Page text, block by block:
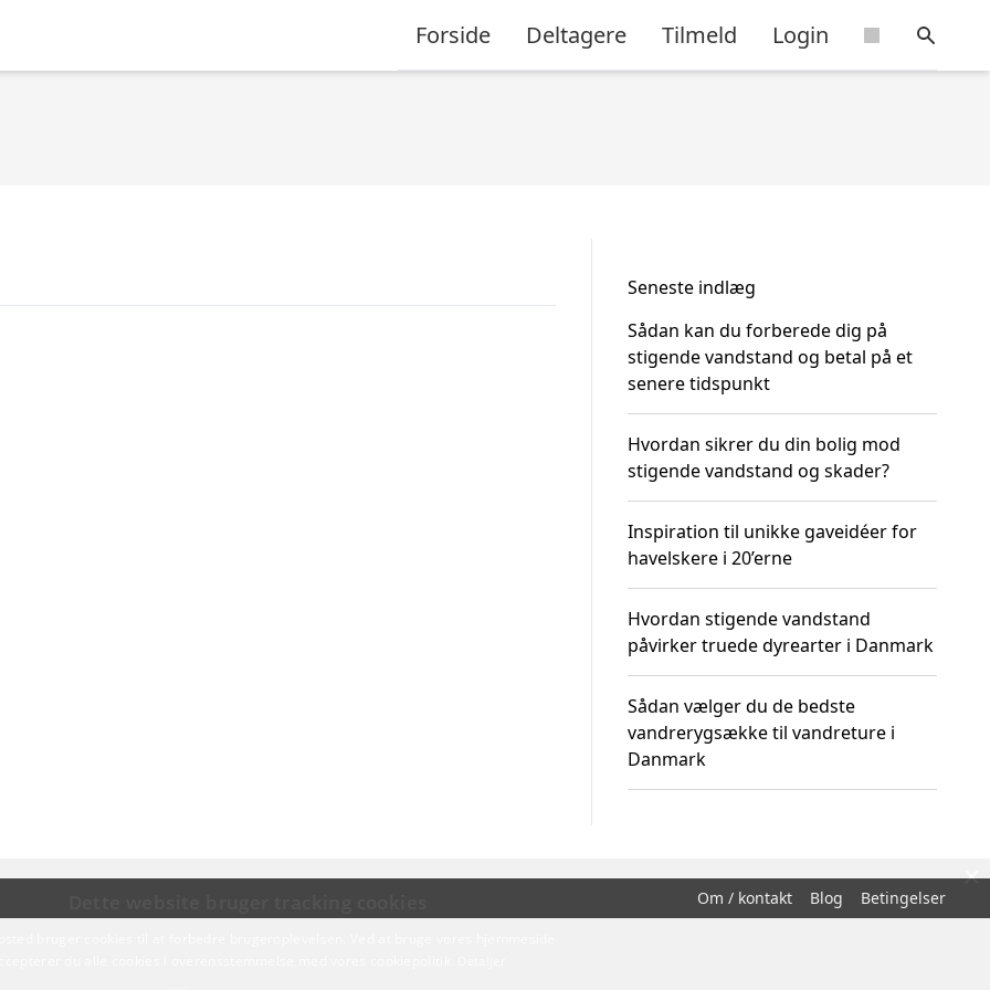
Forside Deltagere Tilmeld Login
Seneste indlæg
Sådan kan du forberede dig på
stigende vandstand og betal på et
senere tidspunkt
Hvordan sikrer du din bolig mod
stigende vandstand og skader?
Inspiration til unikke gaveidéer for
havelskere i 20’erne
Hvordan stigende vandstand
påvirker truede dyrearter i Danmark
Sådan vælger du de bedste
vandrerygsække til vandreture i
Danmark
Om / kontakt Blog Betingelser
×